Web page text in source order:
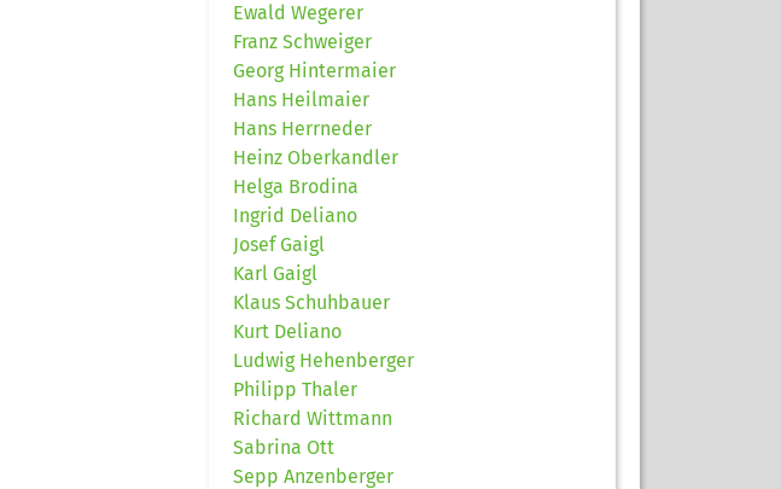
Ewald Wegerer
Franz Schweiger
Georg Hintermaier
Hans Heilmaier
Hans Herrneder
Heinz Oberkandler
Helga Brodina
Ingrid Deliano
Josef Gaigl
Karl Gaigl
Klaus Schuhbauer
Kurt Deliano
Ludwig Hehenberger
Philipp Thaler
Richard Wittmann
Sabrina Ott
Sepp Anzenberger